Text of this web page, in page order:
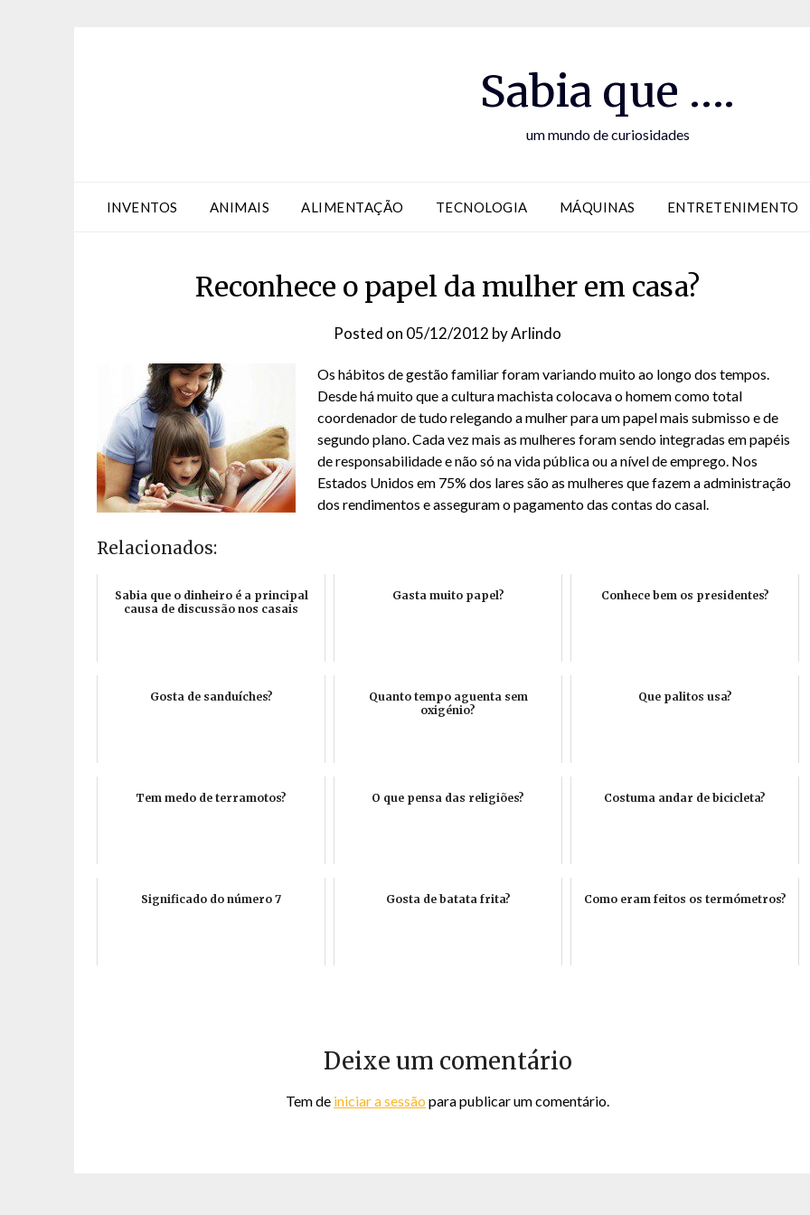
Sabia que ….
um mundo de curiosidades
INVENTOS ANIMAIS ALIMENTAÇÃO TECNOLOGIA MÁQUINAS ENTRETENIMENTO
Reconhece o papel da mulher em casa?
Posted on 05/12/2012 byArlindo
Os hábitos de gestão familiar foram variando muito ao longo dos tempos.
Desde há muito que a cultura machista colocava o homem como total
coordenador de tudo relegando a mulher para um papel mais submisso e de
segundo plano. Cada vez mais as mulheres foram sendo integradas em papéis
de responsabilidade e não só na vida pública ou a nível de emprego. Nos
Estados Unidos em 75% dos lares são as mulheres que fazem a administração
dos rendimentos e asseguram o pagamento das contas do casal.
Relacionados:
Sabia que o dinheiro é a principal
causa de discussão nos casais
Gasta muito papel? Conhece bem os presidentes?
Gosta de sanduíches?
Quanto tempo aguenta sem
oxigénio?
Que palitos usa?
Tem medo de terramotos? O que pensa das religiões? Costuma andar de bicicleta?
Significado do número 7 Gosta de batata frita? Como eram feitos os termómetros?
Deixe um comentário
Tem de iniciar a sessão para publicar um comentário.